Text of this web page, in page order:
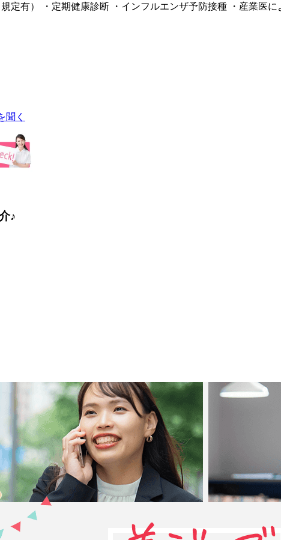
定有） ・定期健康診断 ・インフルエンザ予防接種 ・産業医に
♪